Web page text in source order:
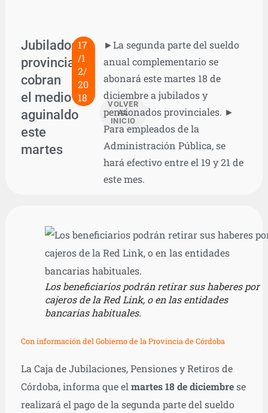
Jubilados
provinciales
cobran
el medio
aguinaldo
este
martes
17
/1
2/
20
18
VOLVER
AL
INICIO
►La segunda parte del sueldo
anual complementario se
abonará este martes 18 de
diciembre a jubilados y
pensionados provinciales. ►
Para empleados de la
Administración Pública, se
hará efectivo entre el 19 y 21 de
este mes.
Los beneficiarios podrán retirar sus haberes por
cajeros de la Red Link, o en las entidades
bancarias habituales.
Con información del Gobierno de la Provincia de Córdoba
La Caja de Jubilaciones, Pensiones y Retiros de
Córdoba, informa que elmartes 18 de diciembrese
realizará el pago de la segunda parte del sueldo